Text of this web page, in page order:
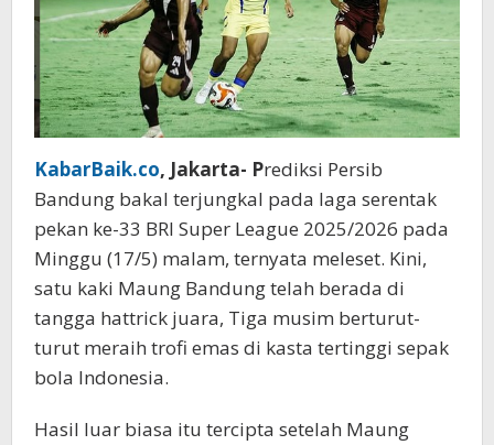
KabarBaik.co, Jakarta- Prediksi Persib
Bandung bakal terjungkal pada laga serentak
pekan ke-33 BRI Super League 2025/2026 pada
Minggu (17/5) malam, ternyata meleset. Kini,
satu kaki Maung Bandung telah berada di
tangga hattrick juara, Tiga musim berturut-
turut meraih trofi emas di kasta tertinggi sepak
bola Indonesia.
Hasil luar biasa itu tercipta setelah Maung